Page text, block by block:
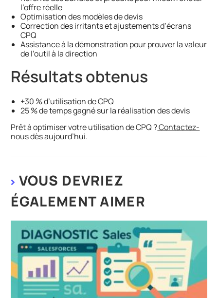
l’offre réelle
Optimisation des modèles de devis
Correction des irritants et ajustements d’écrans
CPQ
Assistance à la démonstration pour prouver la valeur
de l’outil à la direction
Résultats obtenus
+30 % d’utilisation de CPQ
25 % de temps gagné sur la réalisation des devis
Prêt à optimiser votre utilisation de CPQ ?Contactez-
nousdès aujourd’hui.
VOUS DEVRIEZ
ÉGALEMENT AIMER